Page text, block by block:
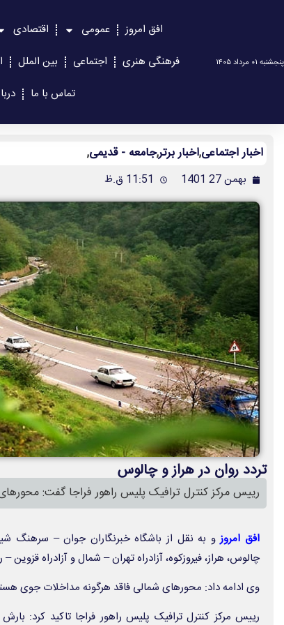
پنجشنبه ۰۱ مرداد ۱۴۰۵
افق امروز عمومی اقتصادی
فرهنگی هنری
اجتماعی بین الملل
تماس با ما
اخبار اجتماعی,اخبار برتر,جامعه - قدیمی,
بهمن 27 1401 11:51 ق.ظ
تردد روان در هراز و چالوس
رییس مرکز کنترل ترافیک پلیس راهور فراجا گفت:
افق امروزو به نقل از باشگاه خبرنگاران جوان – سرهنگ
چالوس، هراز، فیروزکوه، آزادراه تهران – شمال و آزادراه
وی ادامه داد: محور‌های شمالی فاقد هرگونه مداخلات جوی
رییس مرکز کنترل ترافیک پلیس راهور فراجا تاکید کرد: